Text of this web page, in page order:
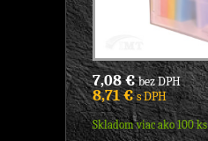
7,08 €bez DPH
8,71 €s DPH
Skladom viac ako 100 ks